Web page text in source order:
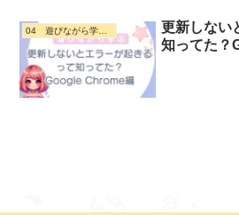
04 遊びながら学ぶ・ デジタル活用
更新しない
知ってた？